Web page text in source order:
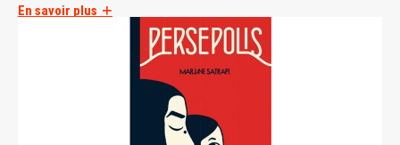
En savoir plus